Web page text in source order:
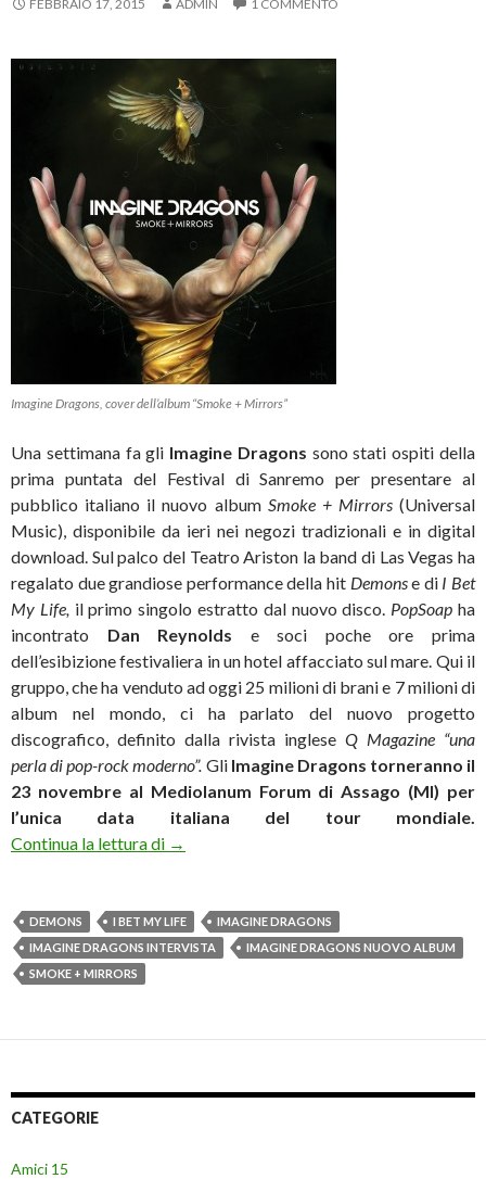
FEBBRAIO 17, 2015 ADMIN 1 COMMENTO
Imagine Dragons, cover dell’album “Smoke + Mirrors”
Una settimana fa gli Imagine Dragons sono stati ospiti della
prima puntata del Festival di Sanremo per presentare al
pubblico italiano il nuovo album Smoke + Mirrors (Universal
Music), disponibile da ieri nei negozi tradizionali e in digital
download. Sul palco del Teatro Ariston la band di Las Vegas ha
regalato due grandiose performance della hit Demonse di I Bet
My Life, il primo singolo estratto dal nuovo disco. PopSoapha
incontrato Dan Reynolds e soci poche ore prima
dell’esibizione festivaliera in un hotel affacciato sul mare. Qui il
gruppo, che ha venduto ad oggi 25 milioni di brani e 7 milioni di
album nel mondo, ci ha parlato del nuovo progetto
discografico, definito dalla rivista inglese Q Magazine “una
perla di pop-rock moderno”. Gli Imagine Dragons torneranno il
23 novembre al Mediolanum Forum di Assago (MI) per
l’unica data italiana del tour mondiale.
Continua la lettura di
Imagine Dragons: «Il successo ci ha
→
DEMONS I BET MY LIFE
IMAGINE DRAGONS
IMAGINE DRAGONS INTERVISTA
IMAGINE DRAGONS NUOVO ALBUM
SMOKE + MIRRORS
CATEGORIE
Amici 15